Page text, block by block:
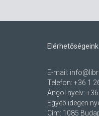
Elérhetőségeink
E-mail:
Telefon: +36 1
Angol nyelv:
Egyéb idegen
Cím: 1085